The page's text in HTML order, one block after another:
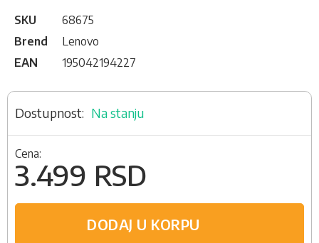
SKU
68675
Brend
Lenovo
EAN
195042194227
Na stanju
Cena:
3.499 RSD
DODAJ U KORPU